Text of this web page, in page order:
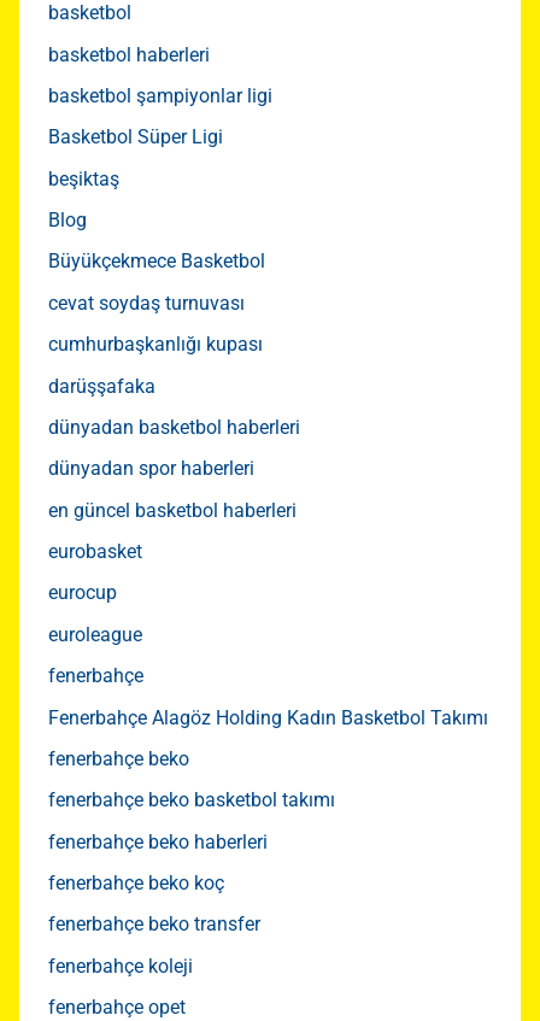
basketbol
basketbol haberleri
basketbol şampiyonlar ligi
Basketbol Süper Ligi
beşiktaş
Blog
Büyükçekmece Basketbol
cevat soydaş turnuvası
cumhurbaşkanlığı kupası
darüşşafaka
dünyadan basketbol haberleri
dünyadan spor haberleri
en güncel basketbol haberleri
eurobasket
eurocup
euroleague
fenerbahçe
Fenerbahçe Alagöz Holding Kadın Basketbol Takımı
fenerbahçe beko
fenerbahçe beko basketbol takımı
fenerbahçe beko haberleri
fenerbahçe beko koç
fenerbahçe beko transfer
fenerbahçe koleji
fenerbahçe opet